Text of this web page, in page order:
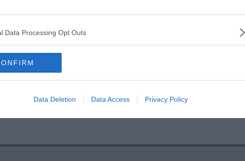
Data Processing Opt Outs
Data Deletion Data Access Privacy Policy
Lupa
di razza
potenza
cremonese